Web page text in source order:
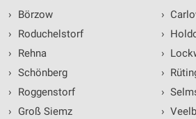
›
Börzow
›
Roduchelstorf
›
Rehna
› Schönberg
›
Roggenstorf
›
Groß Siemz
›
›
›
›
›
›